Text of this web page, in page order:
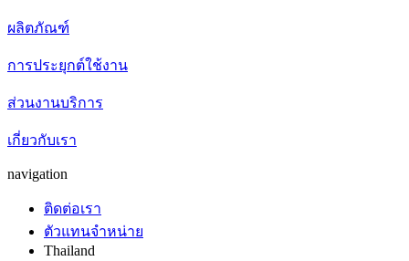
ผลิตภัณฑ์
การประยุกต์ใช้งาน
ส่วนงานบริการ
เกี่ยวกับเรา
navigation
ติดต่อเรา
ตัวแทนจำหน่าย
Thailand